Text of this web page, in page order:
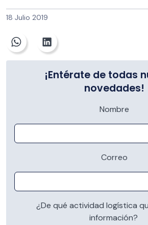
18 Julio 2019
¡Entérate de todas
novedades!
Nombre
Correo
¿De qué actividad logística
información?